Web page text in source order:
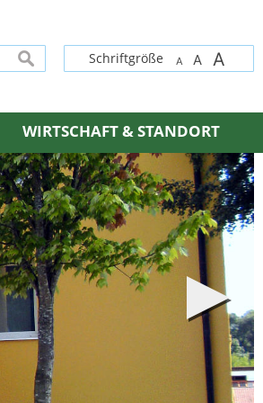
Schriftgröße A A A
suchen
WIRTSCHAFT & STANDORT